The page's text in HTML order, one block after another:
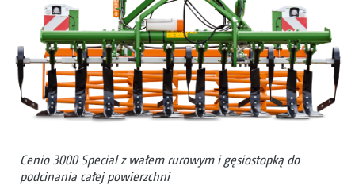
Cenio 3000 Special z wałem rurowym i gęsiostopką do
podcinania całej powierzchni